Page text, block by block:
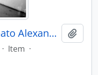
Festa de Natal no Externato Alexandre Herculano
· Item ·